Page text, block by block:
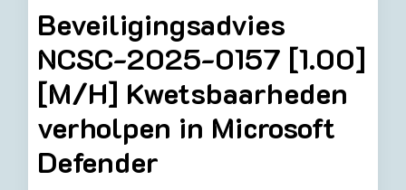
Beveiligingsadvies
NCSC-2025-0157 [1.00]
[M/H] Kwetsbaarheden
verholpen in Microsoft
Defender